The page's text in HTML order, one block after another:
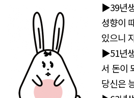
▶39년
성향이
있으니
▶51년
서 돈이
당신은